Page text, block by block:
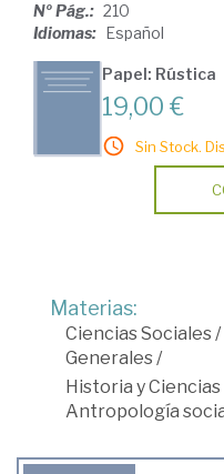
Nº Pág.: 210
Idiomas: Español
Papel: Rústica
19,00 €
Sin Stock.
Materias:
Ciencias Sociales/
Generales/
Historia y
Antropología